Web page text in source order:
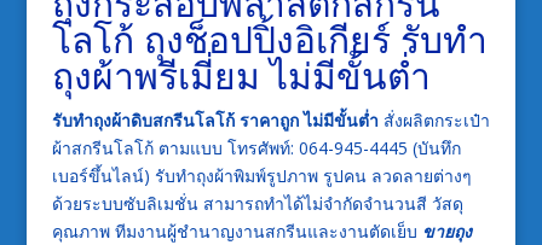
โลโก้ ถุงช็อปปิ้งอิเกียร์ รับทำ
ถุงผ้าพรีเมี่ยม ไม่มีขั้นต่ำ
รับทำถุงผ้าดิบสกรีนโลโก้ ราคาถูก ไม่มีขั้นต่ำ สั่งผลิตกระเป๋า
ผ้าสกรีนโลโก้ ตามแบบ โทรศัพท์: 064-945-4445 (บันทึก
เบอร์ขึ้นไลน์) รับทำถุงผ้าพิมพ์รูปภาพ รูปคน ลวดลายต่างๆ
ด้วยระบบซับลิเมชั่น สามารถทำได้ไม่จำกัดจำนวนสี วัสดุ
คุณภาพ ทีมงานผู้ชำนาญงานสกรีนและงานตัดเย็บ ขายถุง